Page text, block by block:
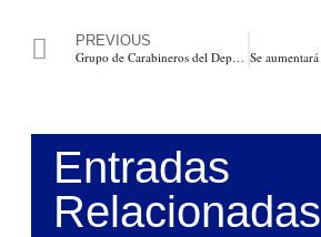
PREVIOUS
Grupo de Carabineros del Departamento de Policía captura a 4 personas por minería ilegal en Arroyo de Piedra, Luruaco Atlántico
Entradas
Relacionadas